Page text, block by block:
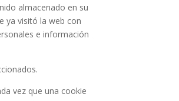
almacenado en su
ya visitó la web con
e información
vez que una cookie